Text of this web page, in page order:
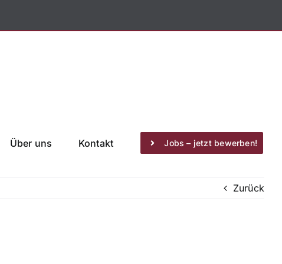
Über uns Kontakt Jobs – jetzt bewerben!
Zurück